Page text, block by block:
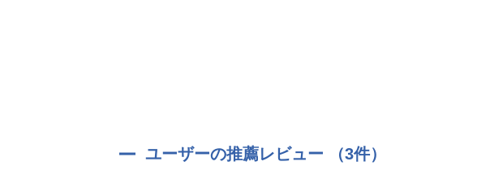
ユーザーの推薦レビュー （3件）